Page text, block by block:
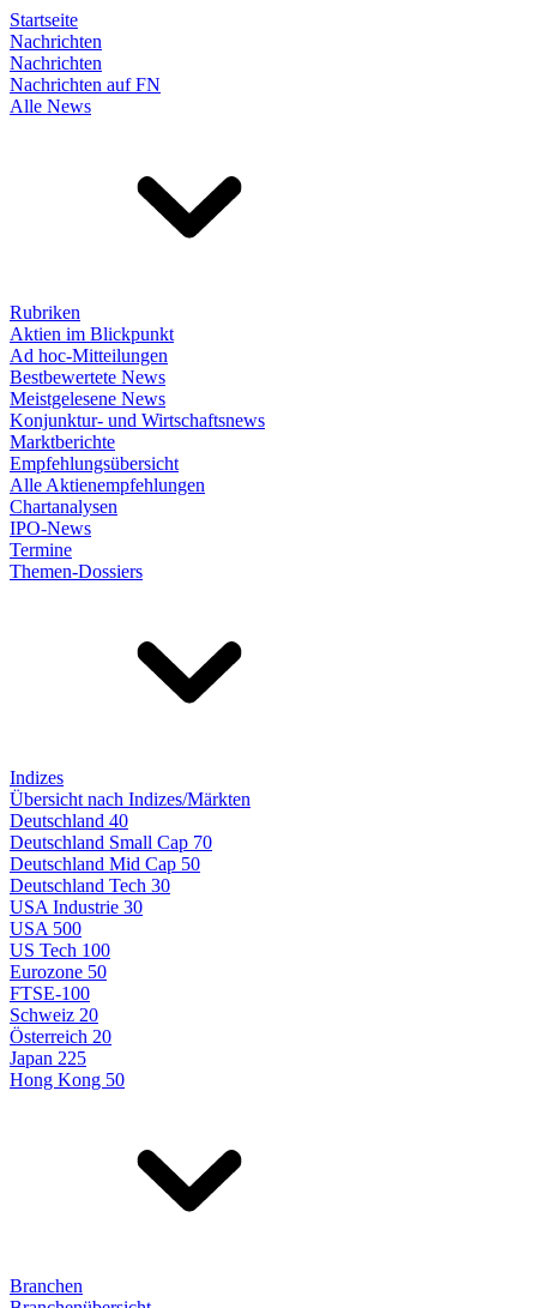
Startseite
Nachrichten
Nachrichten
Nachrichten auf FN
Alle News
Rubriken
Aktien im Blickpunkt
Ad hoc-Mitteilungen
Bestbewertete News
Meistgelesene News
Konjunktur- und Wirtschaftsnews
Marktberichte
Empfehlungsübersicht
Alle Aktienempfehlungen
Chartanalysen
IPO-News
Termine
Themen-Dossiers
Indizes
Übersicht nach Indizes/Märkten
Deutschland 40
Deutschland Small Cap 70
Deutschland Mid Cap 50
Deutschland Tech 30
USA Industrie 30
USA 500
US Tech 100
Eurozone 50
FTSE-100
Schweiz 20
Österreich 20
Japan 225
Hong Kong 50
Branchen